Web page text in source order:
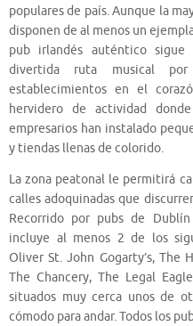
populares de país. Aunque la
disponen de al menos un
pub irlandés auténtico
divertida ruta musical
establecimientos en el
hervidero de actividad
empresarios han instalado
y tiendas llenas de colorido.
La zona peatonal le permitirá
calles adoquinadas que
Recorrido por pubs de
incluye al menos 2 de los
Oliver St. John Gogarty’s, The
The Chancery, The Legal
situados muy cerca unos de
cómodo para andar. Todos los